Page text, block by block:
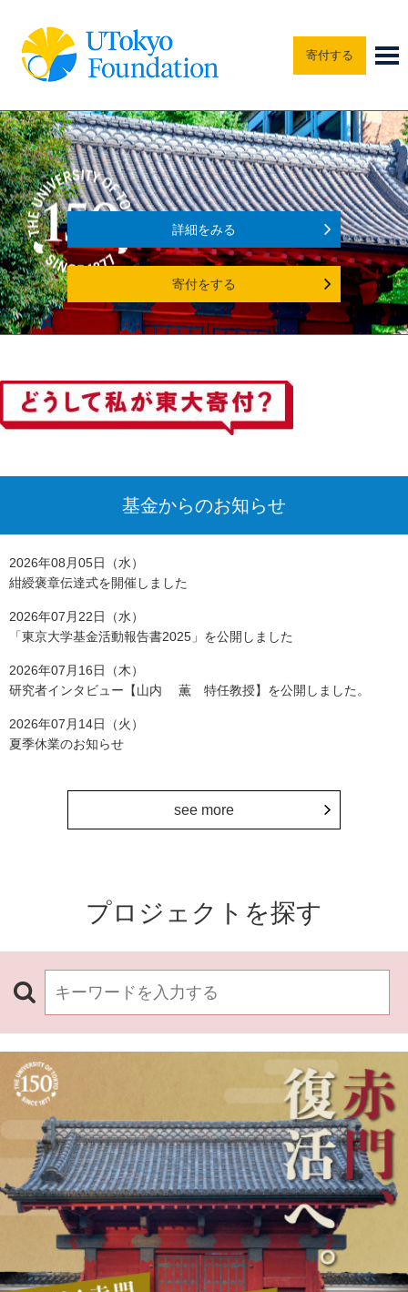
寄付する
詳細をみる
寄付をする
基金からのお知らせ
2026年08月05日（水）
紺綬褒章伝達式を開催しました
2026年07月22日（水）
「東京大学基金活動報告書2025」を公開しました
2026年07月16日（木）
研究者インタビュー【山内 薫 特任教授】を公開しました。
2026年07月14日（火）
夏季休業のお知らせ
see more
プロジェクトを探す